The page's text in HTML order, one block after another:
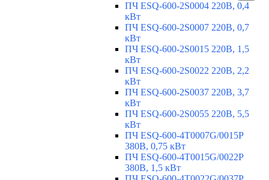
ПЧ ESQ-600-2S0004 220В, 0,4
кВт
ПЧ ESQ-600-2S0007 220В, 0,7
кВт
ПЧ ESQ-600-2S0015 220В, 1,5
кВт
ПЧ ESQ-600-2S0022 220В, 2,2
кВт
ПЧ ESQ-600-2S0037 220В, 3,7
кВт
ПЧ ESQ-600-2S0055 220В, 5,5
кВт
ПЧ ESQ-600-4T0007G/0015P
380В, 0,75 кВт
ПЧ ESQ-600-4T0015G/0022P
380В, 1,5 кВт